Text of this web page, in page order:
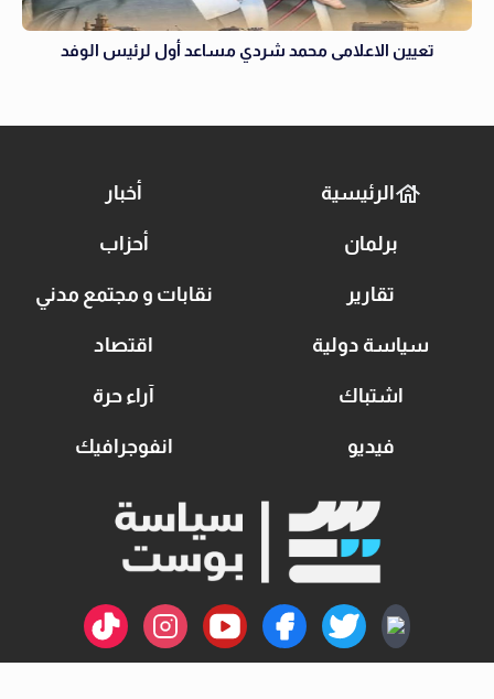
تعيين الاعلامى محمد شردي مساعد أول لرئيس الوفد
الرئيسية أخبار
برلمان أحزاب
تقارير نقابات و مجتمع مدني
سياسة دولية اقتصاد
اشتباك آراء حرة
فيديو انفوجرافيك